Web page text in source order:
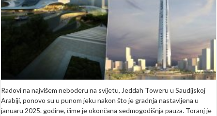
Burj
Khalifu
Radovi na najvišem neboderu na svijetu, Jeddah Toweru u Saudijskoj
Arabiji, ponovo su u punom jeku nakon što je gradnja nastavljena u
januaru 2025. godine, čime je okončana sedmogodišnja pauza. Toranj je